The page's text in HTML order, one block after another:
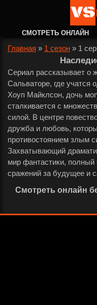
СМОТРЕТЬ ОНЛАЙН
Главная » 1 сезон » 1
Сериал рассказывает о
Сальваторе, где учатся
Хоуп Майклсон, дочь
сталкивается с
силой. В центре
дружба и любовь,
противостоянием злым
Захватывающий
мир фантастики, полный
сражений за будущее и
Смотреть онлайн